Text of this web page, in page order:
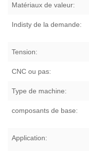
Matériaux de valeur:
Indisty de la demande:
Tension:
CNC ou pas:
Type de machine:
composants de base:
Application: